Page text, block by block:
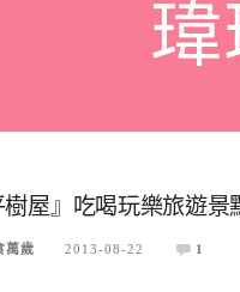
屋』吃喝玩樂旅遊
萬歲 2013-08-22 1